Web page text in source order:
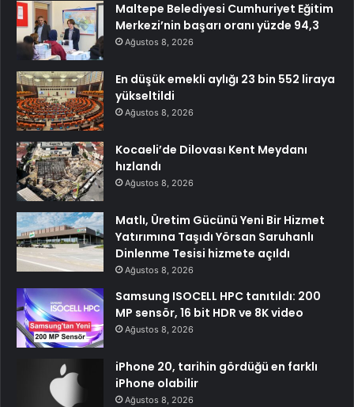
Maltepe Belediyesi Cumhuriyet Eğitim
Merkezi’nin başarı oranı yüzde 94,3
Ağustos 8, 2026
En düşük emekli aylığı 23 bin 552 liraya
yükseltildi
Ağustos 8, 2026
Kocaeli’de Dilovası Kent Meydanı
hızlandı
Ağustos 8, 2026
Matlı, Üretim Gücünü Yeni Bir Hizmet
Yatırımına Taşıdı Yörsan Saruhanlı
Dinlenme Tesisi hizmete açıldı
Ağustos 8, 2026
Samsung ISOCELL HPC tanıtıldı: 200
MP sensör, 16 bit HDR ve 8K video
Ağustos 8, 2026
iPhone 20, tarihin gördüğü en farklı
iPhone olabilir
Ağustos 8, 2026